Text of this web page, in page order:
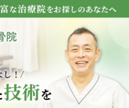
鍼灸接骨院・喜連瓜破